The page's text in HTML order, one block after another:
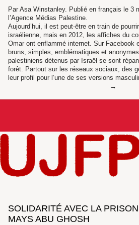
Par Asa Winstanley. Publié en français le 3
l’Agence Médias Palestine.
Aujourd’hui, il est peut-être en train de
israélienne, mais en 2012, les affiches du
Omar ont enflammé internet. Sur Facebook
bruns, simples, emblématiques et
palestiniens détenus par Israël se sont
forêt. Partout sur les réseaux sociaux, des
leur profil pour l’une de ses versions
SOLIDARITÉ AVEC LA
MAYS ABU GHOSH